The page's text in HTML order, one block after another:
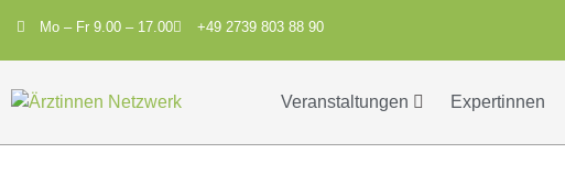
Mo – Fr 9.00 – 17.00 +49 2739 803 88 90
Veranstaltungen Expertinnen